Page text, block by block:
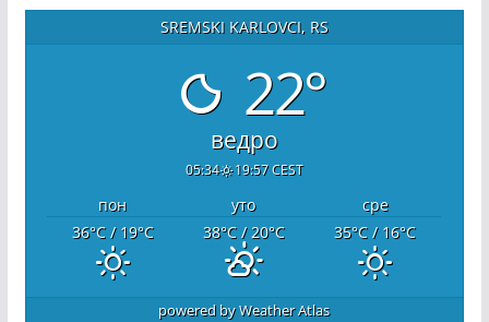
SREMSKI KARLOVCI, RS
22°
ведро
05:34 19:57 CEST
пон уто
сре
36°C/ 19°C 38°C/ 20°C 35°C/ 16°C
powered byWeather Atlas